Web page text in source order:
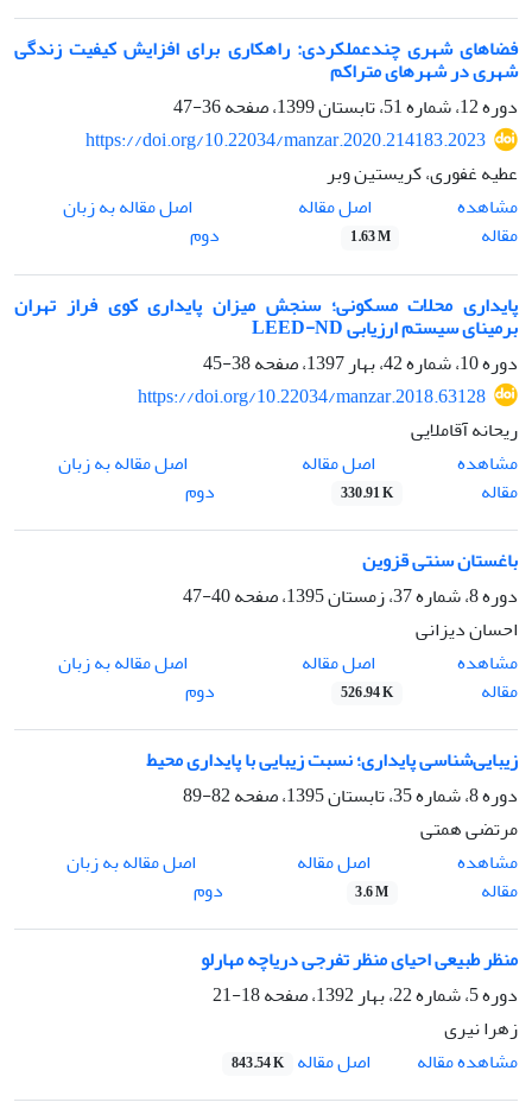
فضاهای شهری چندعملکردی: راهکاری برای افزایش کیفیت زندگی
شهری در شهرهای متراکم
دوره 12، شماره 51، تابستان 1399، صفحه
36-47
https://doi.org/10.22034/manzar.2020.214183.2023
عطیه غفوری، کریستین وبر
مشاهده
مقاله
اصل مقاله
1.63 M
اصل مقاله به زبان
دوم
پایداری محلات مسکونی؛ سنجش میزان پایداری کوی فراز تهران
برمینای سیستم ارزیابی LEED-ND
دوره 10، شماره 42، بهار 1397، صفحه
38-45
https://doi.org/10.22034/manzar.2018.63128
ریحانه آقاملایی
مشاهده
مقاله
اصل مقاله
330.91 K
اصل مقاله به زبان
دوم
باغستان سنتی قزوین
دوره 8، شماره 37، زمستان 1395، صفحه
40-47
احسان دیزانی
مشاهده
مقاله
اصل مقاله
526.94 K
اصل مقاله به زبان
دوم
زیبایی‌شناسی پایداری؛ نسبت زیبایی با پایداری محیط
دوره 8، شماره 35، تابستان 1395، صفحه
82-89
مرتضی همتی
مشاهده
مقاله
اصل مقاله
3.6 M
اصل مقاله به زبان
دوم
منظر طبیعی احیای منظر تفرجی دریاچه مهارلو
دوره 5، شماره 22، بهار 1392، صفحه
18-21
زهرا نیری
مشاهده مقاله
اصل مقاله 843.54 K